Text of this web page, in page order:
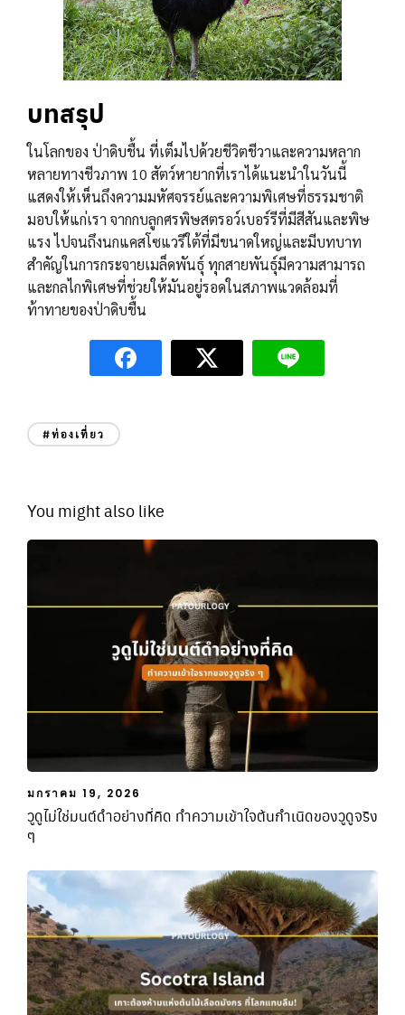
บทสรุป
ในโลกของ ป่าดิบชื้น ที่เต็มไปด้วยชีวิตชีวาและความหลาก
หลายทางชีวภาพ 10 สัตว์หายากที่เราได้แนะนำในวันนี้
แสดงให้เห็นถึงความมหัศจรรย์และความพิเศษที่ธรรมชาติ
มอบให้แก่เรา จากกบลูกศรพิษสตรอว์เบอร์รีที่มีสีสันและพิษ
แรง ไปจนถึงนกแคสโซแวรีใต้ที่มีขนาดใหญ่และมีบทบาท
สำคัญในการกระจายเมล็ดพันธุ์ ทุกสายพันธุ์มีความสามารถ
และกลไกพิเศษที่ช่วยให้มันอยู่รอดในสภาพแวดล้อมที่
ท้าทายของป่าดิบชื้น
#ท่องเที่ยว
You might also like
มกราคม 19, 2026
วูดูไม่ใช่มนต์ดำอย่างที่คิด ทำความเข้าใจต้นกำเนิดของวูดูจริง
ๆ